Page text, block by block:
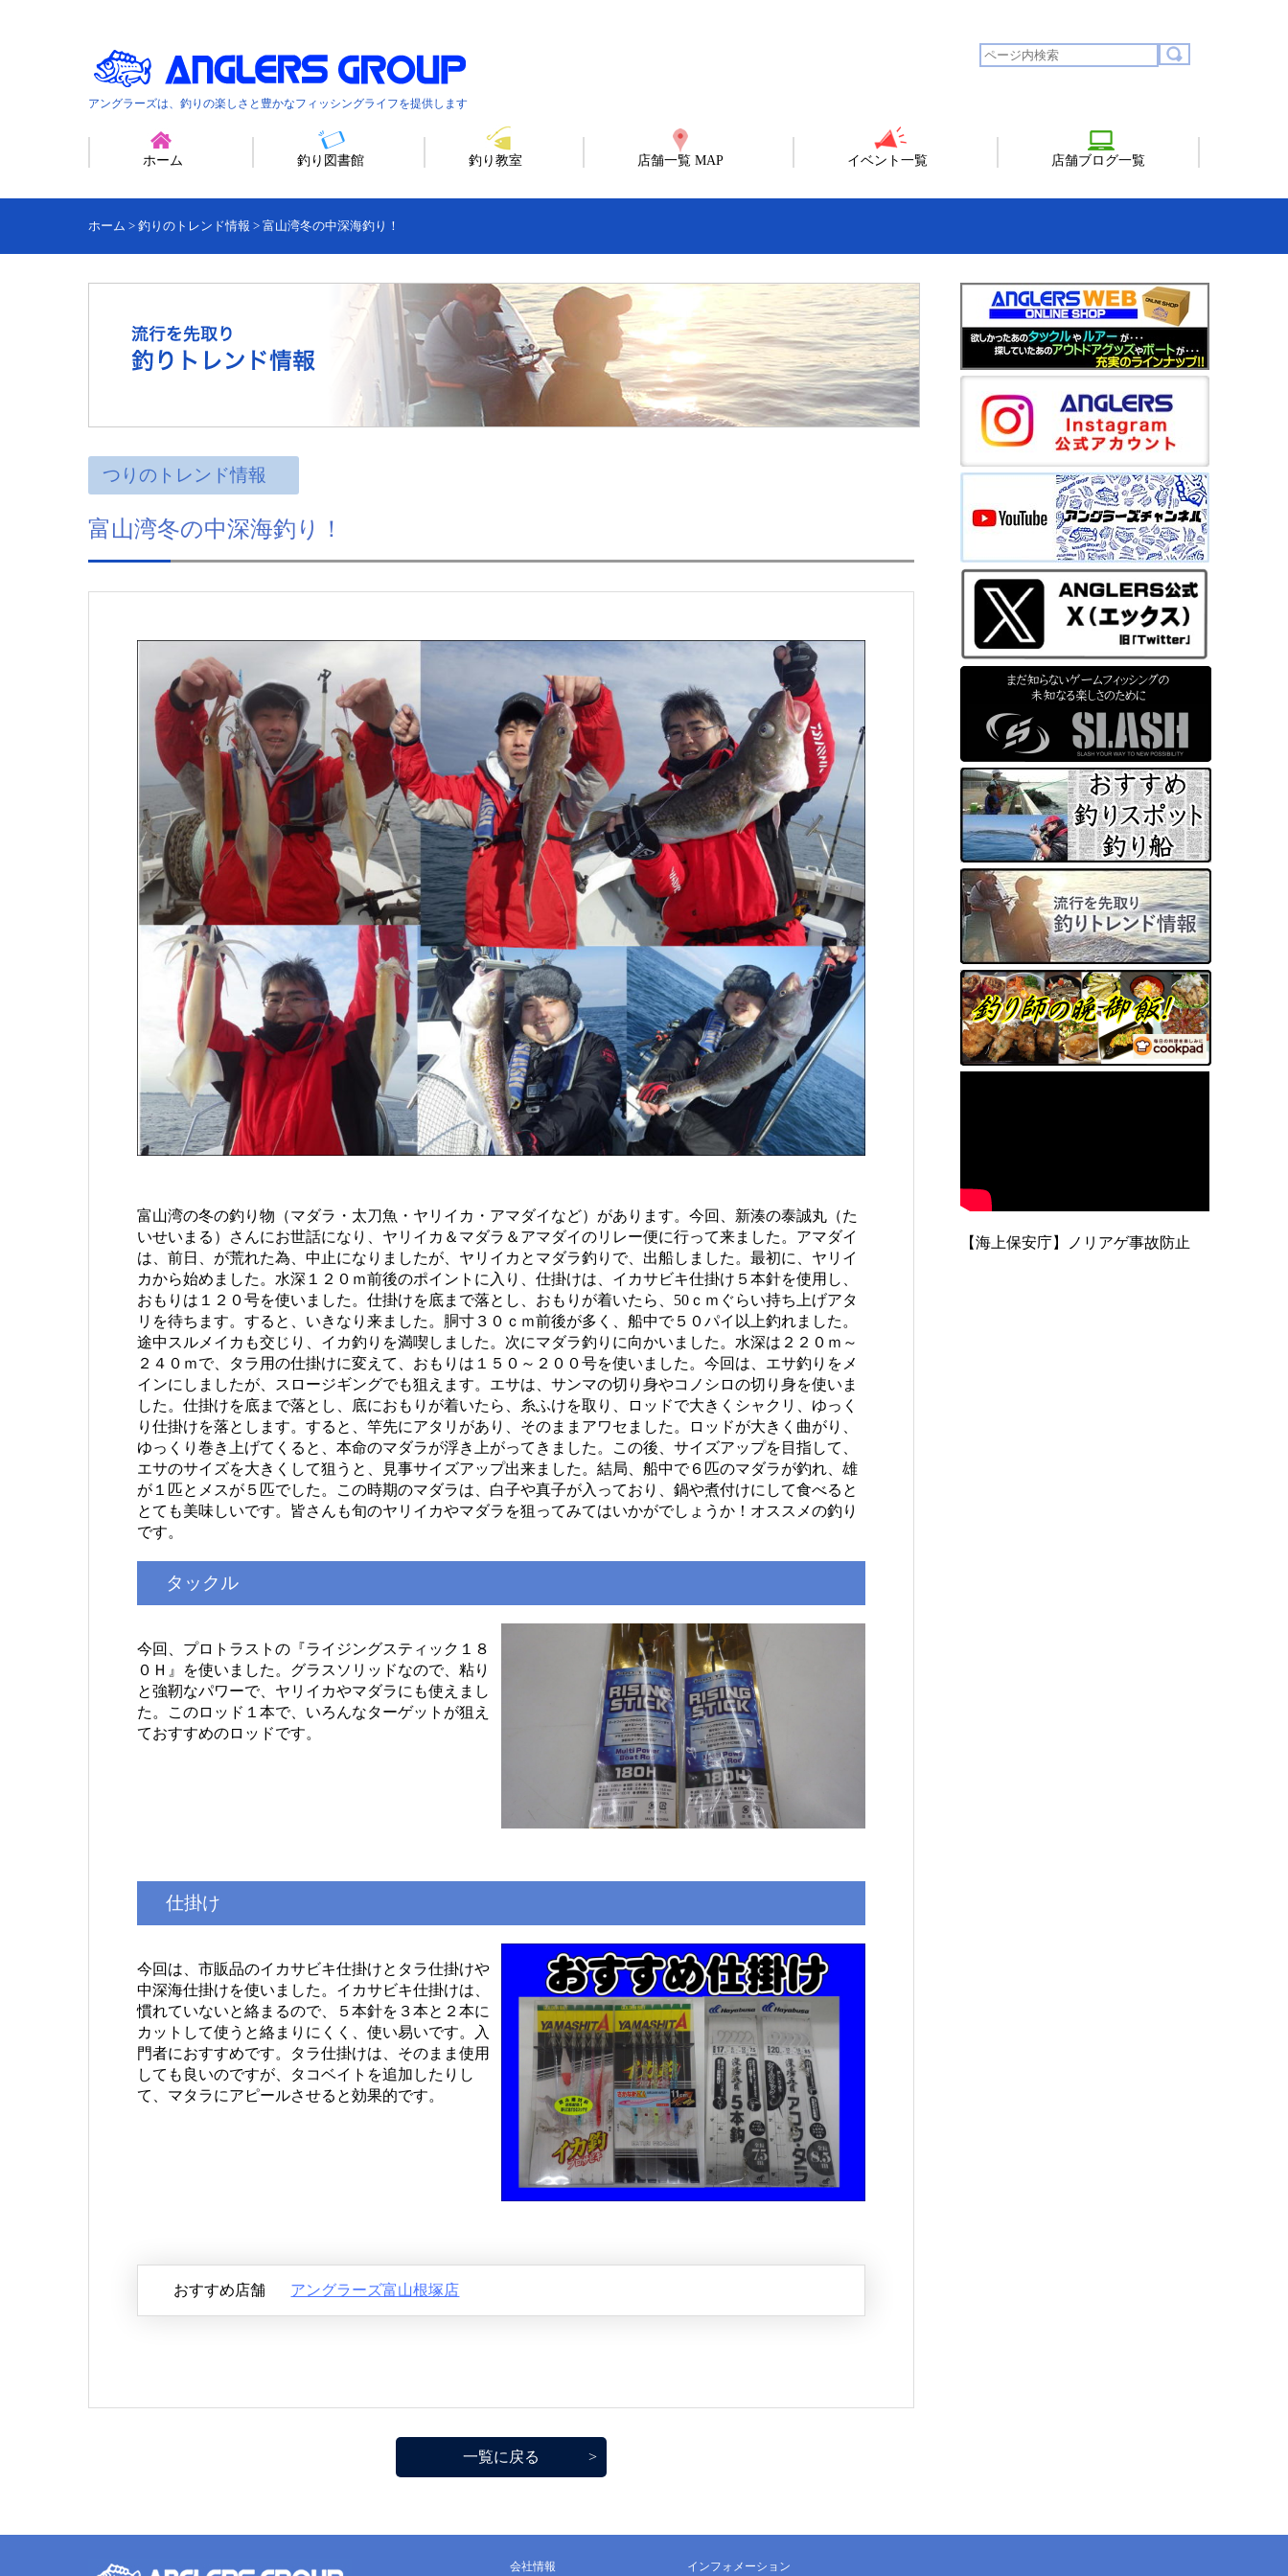
アングラーズは、釣りの楽しさと豊かなフィッシングライフを提供します
ホーム 釣り図書館 釣り教室 店舗一覧 MAP イベント一覧 店舗ブログ一覧
ホーム > 釣りのトレンド情報 > 富山湾冬の中深海釣り！
つりのトレンド情報
富山湾冬の中深海釣り！
富山湾の冬の釣り物（マダラ・太刀魚・ヤリイカ・アマダイなど）があります。今回、新湊の泰誠丸（た
いせいまる）さんにお世話になり、ヤリイカ＆マダラ＆アマダイのリレー便に行って来ました。アマダイ
は、前日、が荒れた為、中止になりましたが、ヤリイカとマダラ釣りで、出船しました。最初に、ヤリイ
カから始めました。水深１２０ｍ前後のポイントに入り、仕掛けは、イカサビキ仕掛け５本針を使用し、
おもりは１２０号を使いました。仕掛けを底まで落とし、おもりが着いたら、50ｃｍぐらい持ち上げアタ
リを待ちます。すると、いきなり来ました。胴寸３０ｃｍ前後が多く、船中で５０パイ以上釣れました。
途中スルメイカも交じり、イカ釣りを満喫しました。次にマダラ釣りに向かいました。水深は２２０ｍ～
２４０ｍで、タラ用の仕掛けに変えて、おもりは１５０～２００号を使いました。今回は、エサ釣りをメ
インにしましたが、スロージギングでも狙えます。エサは、サンマの切り身やコノシロの切り身を使いま
した。仕掛けを底まで落とし、底におもりが着いたら、糸ふけを取り、ロッドで大きくシャクリ、ゆっく
り仕掛けを落とします。すると、竿先にアタリがあり、そのままアワセました。ロッドが大きく曲がり、
ゆっくり巻き上げてくると、本命のマダラが浮き上がってきました。この後、サイズアップを目指して、
エサのサイズを大きくして狙うと、見事サイズアップ出来ました。結局、船中で６匹のマダラが釣れ、雄
が１匹とメスが５匹でした。この時期のマダラは、白子や真子が入っており、鍋や煮付けにして食べると
とても美味しいです。皆さんも旬のヤリイカやマダラを狙ってみてはいかがでしょうか！オススメの釣り
です。
タックル
今回、プロトラストの『ライジングスティック１８
０Ｈ』を使いました。グラスソリッドなので、粘り
と強靭なパワーで、ヤリイカやマダラにも使えまし
た。このロッド１本で、いろんなターゲットが狙え
ておすすめのロッドです。
仕掛け
今回は、市販品のイカサビキ仕掛けとタラ仕掛けや
中深海仕掛けを使いました。イカサビキ仕掛けは、
慣れていないと絡まるので、５本針を３本と２本に
カットして使うと絡まりにくく、使い易いです。入
門者におすすめです。タラ仕掛けは、そのまま使用
しても良いのですが、タコベイトを追加したりし
て、マタラにアピールさせると効果的です。
おすすめ店舗 アングラーズ富山根塚店
一覧に戻る
【海上保安庁】ノリアゲ事故防止
会社情報 インフォメーション